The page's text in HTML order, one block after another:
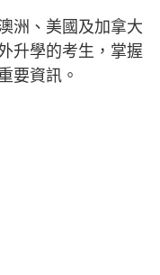
洲、美國及加拿大
升學的考生，掌握
要資訊。